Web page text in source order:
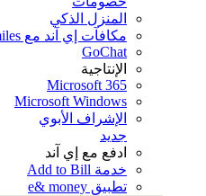
المنزل الذكي
مكافآت إي آند مع Smiles
GoChat
الإنتاجية
Microsoft 365
Microsoft Windows
الإشراف الأبوي
ادفع مع إي آند
تطبيق e& money